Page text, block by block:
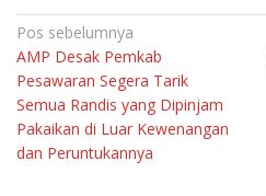
Navigasi
pos
Pos sebelumnya
AMP Desak Pemkab
Pesawaran Segera Tarik
Semua Randis yang Dipinjam
Pakaikan di Luar Kewenangan
dan Peruntukannya